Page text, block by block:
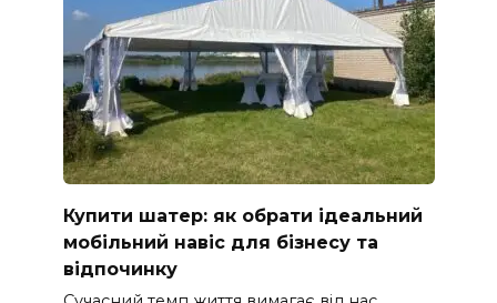
Купити шатер: як обрати ідеальний
мобільний навіс для бізнесу та
відпочинку